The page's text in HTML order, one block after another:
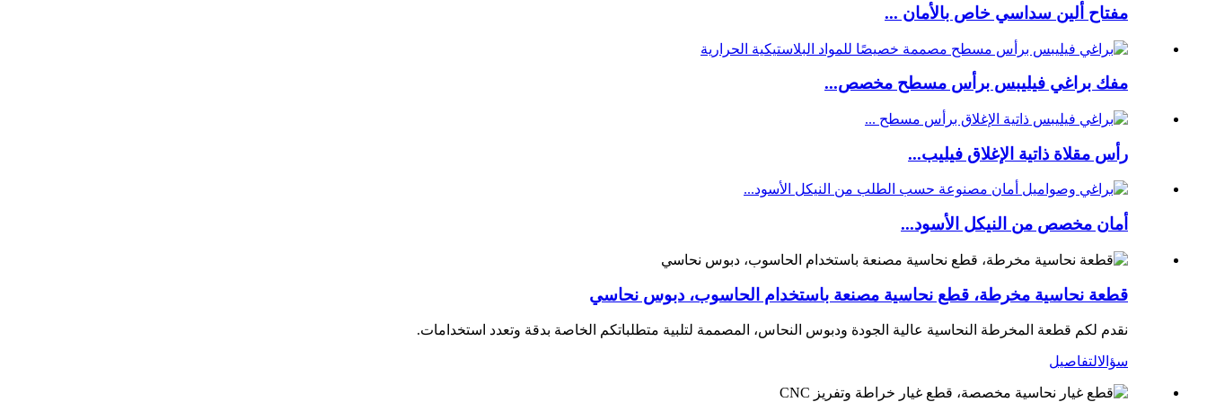
مفتاح ألين سداسي خاص بالأمان ...
مفك براغي فيليبس برأس مسطح مخصص...
رأس مقلاة ذاتية الإغلاق فيليب...
أمان مخصص من النيكل الأسود...
قطعة نحاسية مخرطة، قطع نحاسية مصنعة باستخدام الحاسوب، دبوس نحاسي
نقدم لكم قطعة المخرطة النحاسية عالية الجودة ودبوس النحاس، المصممة لتلبية متطلباتكم الخاصة بدقة وتعدد استخدامات.
سؤالالتفاصيل